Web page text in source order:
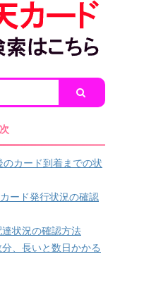
カード到着までの状
ード発行状況の確認
状況の確認方法
、長いと数日かかる